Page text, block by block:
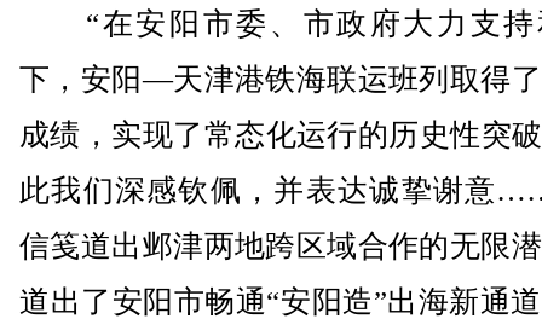
“在安阳市委、市政府大力支持
下，安阳—天津港铁海联运班列取得
成绩，实现了常态化运行的历史性
此我们深感钦佩，并表达诚挚谢意
信笺道出邺津两地跨区域合作的无限
道出了安阳市畅通“安阳造”出海新通